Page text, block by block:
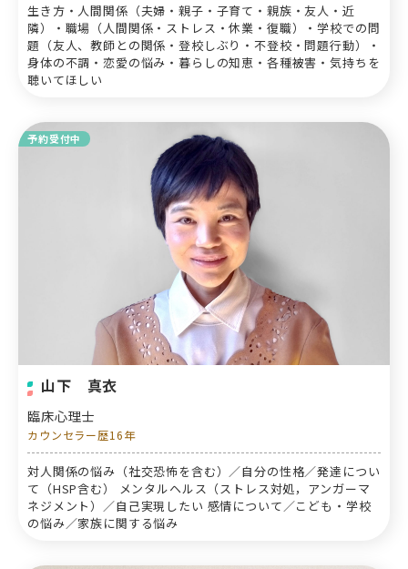
生き方・人間関係（夫婦・親子・子育て・親族・友人・近
隣）・職場（人間関係・ストレス・休業・復職）・学校での問
題（友人、教師との関係・登校しぶり・不登校・問題行動）・
身体の不調・恋愛の悩み・暮らしの知恵・各種被害・気持ちを
聴いてほしい
予約受付中
山下 真衣
臨床心理士
カウンセラー歴16年
対人関係の悩み（社交恐怖を含む）／自分の性格／発達につい
て（HSP含む） メンタルヘルス（ストレス対処，アンガーマ
ネジメント）／自己実現したい 感情について／こども・学校
の悩み／家族に関する悩み